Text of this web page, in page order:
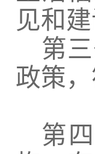
见和建
第
政策
第